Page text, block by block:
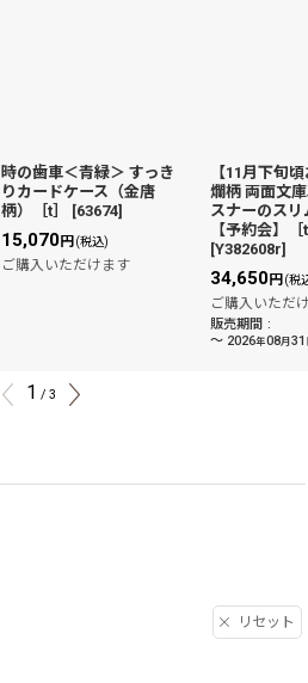
時の歯車＜青緑＞ すっき
りカードケース（金唐
柄）［t］
[63674]
15,070円 (税込)
ご購入いただけます
【11月下旬
爛柄 両面文
スナーのスリ
【予約会】
[Y382608r]
34,650円 (税
ご購入いただ
販売期間 :
～ 2026年08月31
1 / 3
リセット